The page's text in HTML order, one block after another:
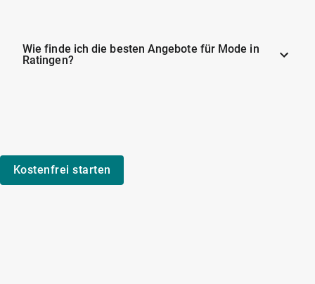
Wie finde ich die besten Angebote für Mode in
Ratingen?
Kostenfrei starten